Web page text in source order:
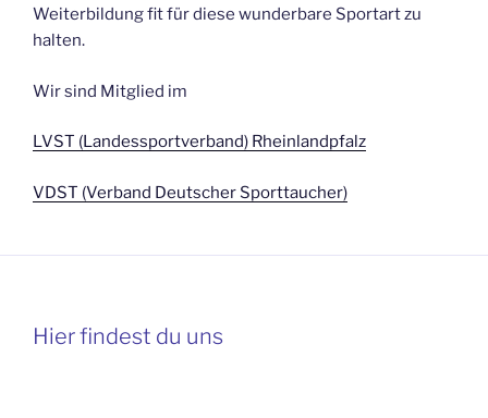
Weiterbildung fit für diese wunderbare Sportart zu
halten.
Wir sind Mitglied im
LVST (Landessportverband) Rheinlandpfalz
VDST (Verband Deutscher Sporttaucher)
Hier findest du uns